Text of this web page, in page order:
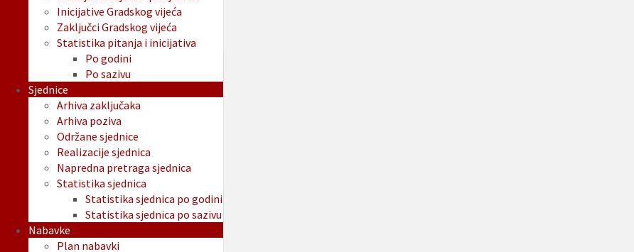
Inicijative Gradskog vijeća
Zaključci Gradskog vijeća
Statistika pitanja i inicijativa
Po godini
Po sazivu
Sjednice
Arhiva zaključaka
Arhiva poziva
Održane sjednice
Realizacije sjednica
Napredna pretraga sjednica
Statistika sjednica
Statistika sjednica po godini
Statistika sjednica po sazivu
Nabavke
Plan nabavki